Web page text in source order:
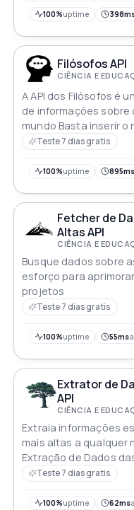
100%uptime
Filósofos API
CIÊNCIA E
A API dos Filósofos é
de informações
mundo Basta inserir o
retornará uma
Teste 7 dias gratis
100%uptime 895ms
Fetcher de
Altas API
CIÊNCIA E
Busque dados sobre
esforço para
projetos
Teste 7 dias gratis
100%uptime 55ms
Extrator de
API
CIÊNCIA E
Extraia informações
mais altas a qualquer
Extração de Dados
entusiastas da
Teste 7 dias gratis
100%uptime 62ms